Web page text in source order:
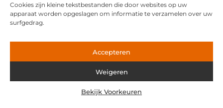
Cookies zijn kleine tekstbestanden die door websites op uw
apparaat worden opgeslagen om informatie te verzamelen over uw
surfgedrag.
Accepteren
Weigeren
Bekijk Voorkeuren
Cookiebeleid (EU)